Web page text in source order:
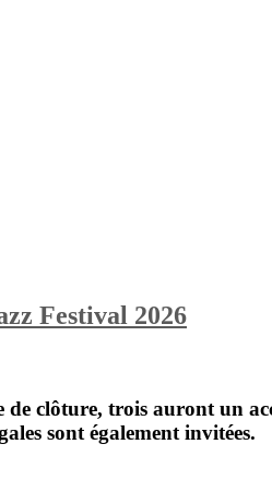
Festival 2026
de clôture, trois auront un
sont également invitées.